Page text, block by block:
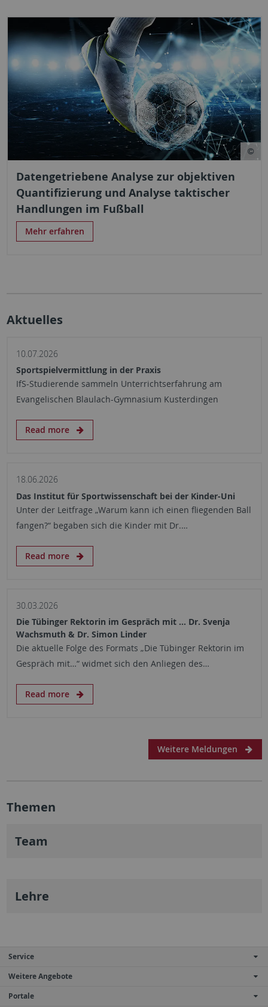
Datengetriebene Analyse zur objektiven
Quantifizierung und Analyse taktischer
Handlungen im Fußball
Mehr erfahren
Aktuelles
10.07.2026
Sportspielvermittlung in der Praxis
IfS-Studierende sammeln Unterrichtserfahrung am
Evangelischen Blaulach-Gymnasium Kusterdingen
Read more
18.06.2026
Das Institut für Sportwissenschaft bei der Kinder-Uni
Unter der Leitfrage „Warum kann ich einen fliegenden Ball
fangen?“ begaben sich die Kinder mit Dr.…
Read more
30.03.2026
Die Tübinger Rektorin im Gespräch mit … Dr. Svenja
Wachsmuth & Dr. Simon Linder
Die aktuelle Folge des Formats „Die Tübinger Rektorin im
Gespräch mit…“ widmet sich den Anliegen des…
Read more
Weitere Meldungen
Themen
Team
Lehre
Service
Weitere Angebote
Portale